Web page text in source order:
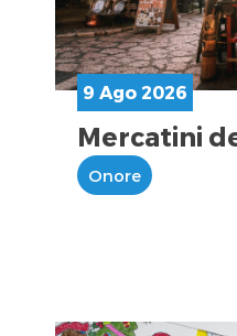
9 Ago 2026
Mercatini
Onore